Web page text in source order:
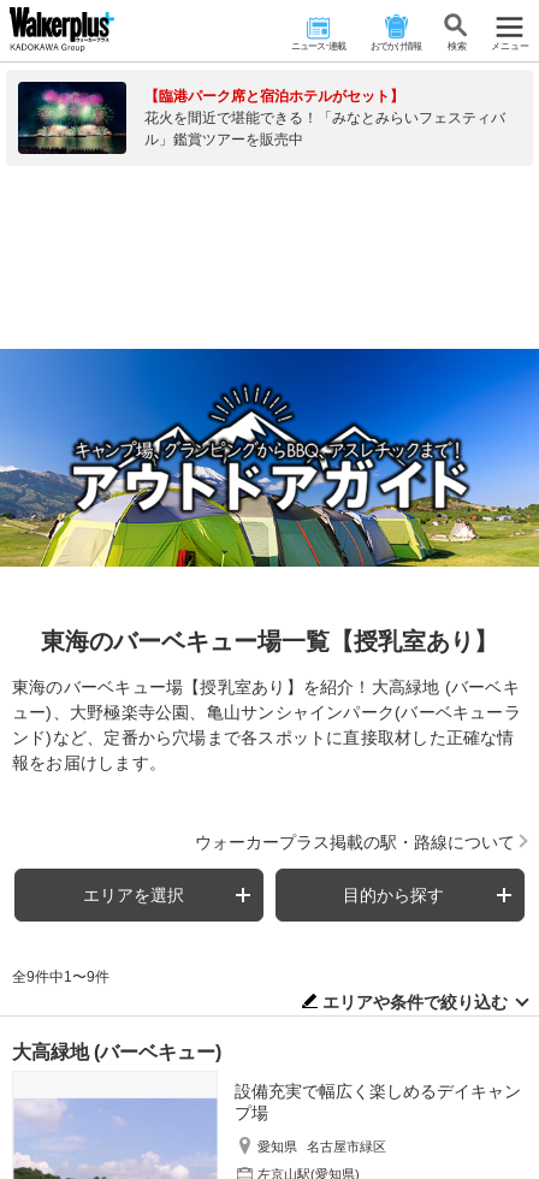
ニュース･連載 おでかけ情報 検 索 メニュー
【臨港パーク席と宿泊ホテルがセット】
花火を間近で堪能できる！「みなとみらいフェスティバ
ル」鑑賞ツアーを販売中
東海のバーベキュー場一覧【授乳室あり】
東海のバーベキュー場【授乳室あり】を紹介！大高緑地 (バーベキ
ュー)、大野極楽寺公園、亀山サンシャインパーク(バーベキューラ
ンド)など、定番から穴場まで各スポットに直接取材した正確な情
報をお届けします。
ウォーカープラス掲載の駅・路線について
エリアを選択 目的から探す
全9件中1〜9件
エリアや条件で絞り込む
大高緑地 (バーベキュー)
設備充実で幅広く楽しめるデイキャン
プ場
愛知県
名古屋市緑区
左京山駅(愛知県)